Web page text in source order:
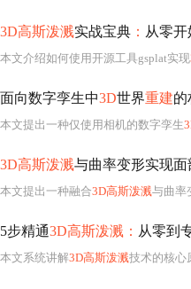
3D高斯泼溅实战宝典 ： 从零
本文介绍如何使用开源工具gsplat实现
面向数字孪生中3D世界重建的
本文提出一种仅使用相机的数字孪生
3D高斯泼溅与曲率变形实现面
本文提出一种融合3D高斯泼溅与曲率
5步精通3D高斯泼溅： 从零到
本文系统讲解3D高斯泼溅技术的核心